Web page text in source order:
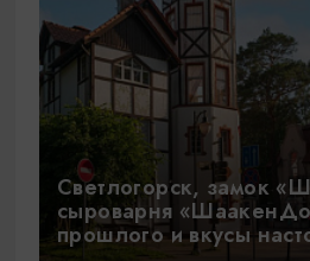
Светлогорск, замок
сыроварня
прошлого и вкусы